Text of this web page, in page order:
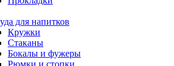
для напитков
Кружки
Стаканы
Бокалы и фужеры
Рюмки и стопки